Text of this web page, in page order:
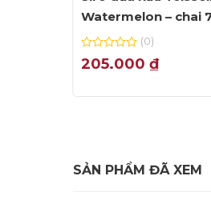
Watermelon – chai
0
out
5
(0)
205.000₫
SẢN PHẨM ĐÃ XEM